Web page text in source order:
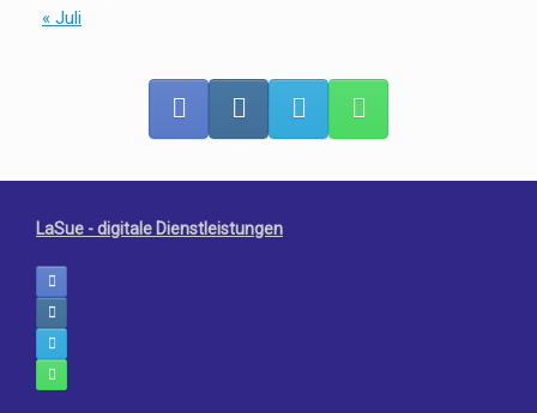
« Juli
LaSue - digitale Dienstleistungen